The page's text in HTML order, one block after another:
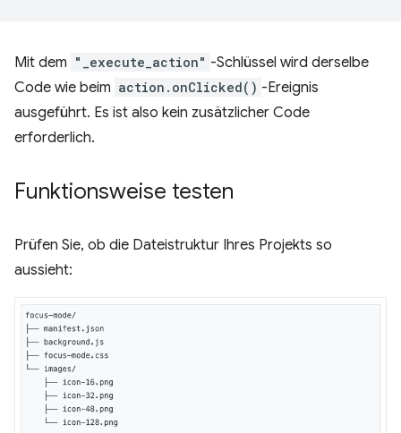
Mit dem "_execute_action" -Schlüssel wird derselbe
Code wie beim action.onClicked() -Ereignis
ausgeführt. Es ist also kein zusätzlicher Code
erforderlich.
Funktionsweise testen
Prüfen Sie, ob die Dateistruktur Ihres Projekts so
aussieht: